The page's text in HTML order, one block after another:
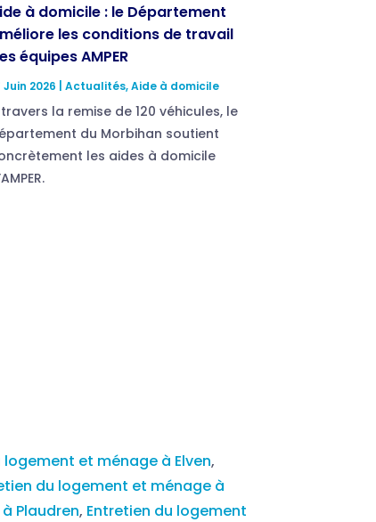
à domicile : le Département
les conditions de travail
équipes AMPER
Juin 2026 Actualités,Aide à domicile
la remise de 120 véhicules, le
du Morbihan soutient
les aides à domicile
logement et ménage à Elven,
du logement et ménage à
Plaudren, Entretien du logement